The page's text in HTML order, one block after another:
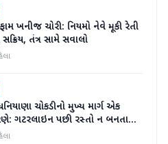
ખનીજ ચોરી: નિયમો નેવે મૂકી રેતી
તંત્ર સામે સવાલો
ચોકડીનો મુખ્ય માર્ગ એક
ગટરલાઇન પછી રસ્તો ન બનતા